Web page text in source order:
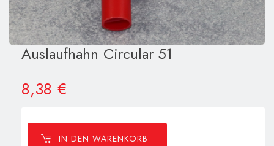
Auslaufhahn Circular 51
8,38 €
IN DEN WARENKORB